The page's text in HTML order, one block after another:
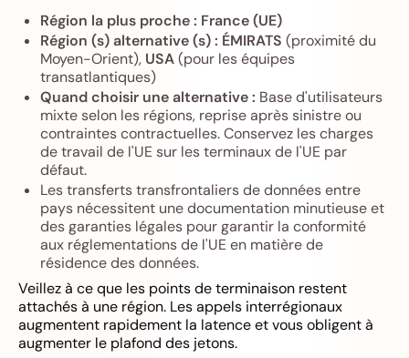
Région la plus proche : France (UE)
Région (s) alternative (s) : ÉMIRATS (proximité du
Moyen-Orient), USA(pour les équipes
transatlantiques)
Quand choisir une alternative : Base d'utilisateurs
mixte selon les régions, reprise après sinistre ou
contraintes contractuelles. Conservez les charges
de travail de l'UE sur les terminaux de l'UE par
défaut.
Les transferts transfrontaliers de données entre
pays nécessitent une documentation minutieuse et
des garanties légales pour garantir la conformité
aux réglementations de l'UE en matière de
résidence des données.
Veillez à ce que les points de terminaison restent
attachés à une région. Les appels interrégionaux
augmentent rapidement la latence et vous obligent à
augmenter le plafond des jetons.